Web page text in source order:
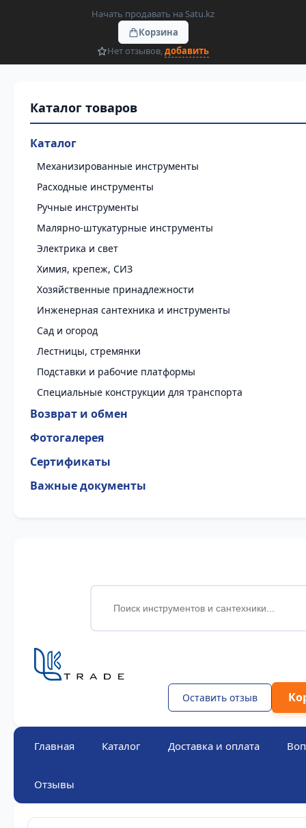
Начать продавать на Satu.kz
Корзина
Нет отзывов,добавить
Каталог
Механизированные инструменты
Расходные инструменты
Ручные инструменты
Малярно-штукатурные инструменты
Электрика и свет
Химия, крепеж, СИЗ
Хозяйственные принадлежности
Инженерная сантехника и инструменты
Сад и огород
Лестницы, стремянки
Подставки и рабочие платформы
Специальные конструкции для транспорта
Возврат и обмен
Фотогалерея
Сертификаты
Важные документы
Оставить отзыв
Главная Каталог Доставка и оплата
Отзывы